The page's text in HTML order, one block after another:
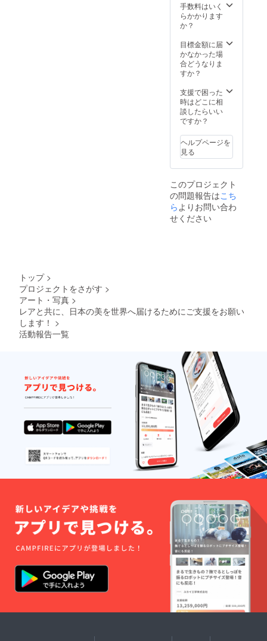
手数料はいく
らかかります
か？
目標金額に届
かなかった場
合どうなりま
すか？
支援で困った
時はどこに相
談したらいい
ですか？
ヘルプページを
見る
このプロジェクト
の問題報告はこち
らよりお問い合わ
せください
トップ >
プロジェクトをさがす >
アート・写真 >
レアと共に、日本の美を世界へ届けるためにご支援をお願い
します！ >
活動報告一覧